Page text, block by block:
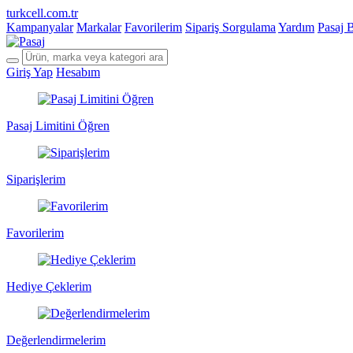
turkcell.com.tr
Kampanyalar Markalar Favorilerim Sipariş Sorgulama Yardım Pasaj
Giriş Yap Hesabım
Pasaj Limitini Öğren
Siparişlerim
Favorilerim
Hediye Çeklerim
Değerlendirmelerim